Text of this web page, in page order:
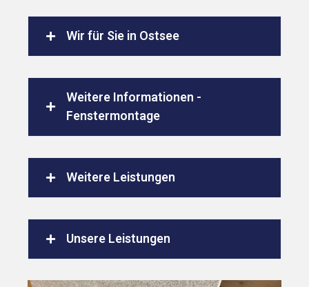
Wir für Sie in Ostsee
Weitere Informationen -
Fenstermontage
Weitere Leistungen
Unsere Leistungen